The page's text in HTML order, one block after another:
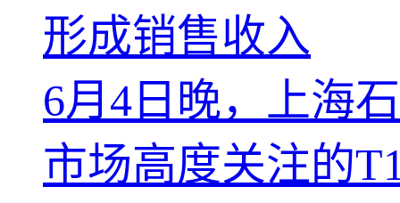
形成销售收入
6月4日晚，上海
市场高度关注的